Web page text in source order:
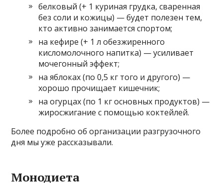
белковый (+ 1 куриная грудка, сваренная
без соли и кожицы) — будет полезен тем,
кто активно занимается спортом;
на кефире (+ 1 л обезжиренного
кисломолочного напитка) — усиливает
мочегонный эффект;
на яблоках (по 0,5 кг того и другого) —
хорошо прочищает кишечник;
на огурцах (по 1 кг основных продуктов) —
жиросжигание с помощью коктейлей.
Более подробно об организации разгрузочного
дня мы уже рассказывали.
Монодиета